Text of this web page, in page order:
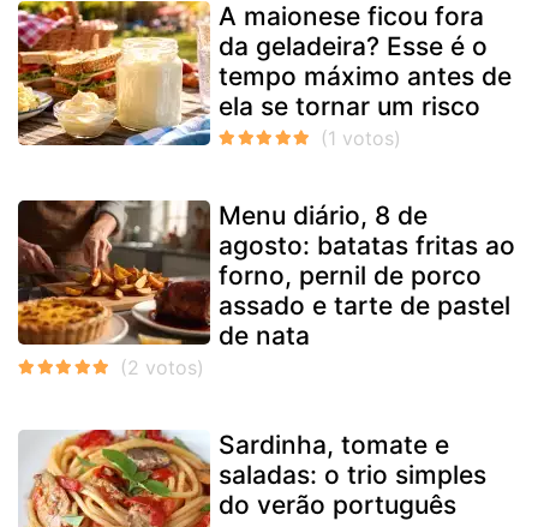
A maionese ficou fora
da geladeira? Esse é o
tempo máximo antes de
ela se tornar um risco
Menu diário, 8 de
agosto: batatas fritas ao
forno, pernil de porco
assado e tarte de pastel
de nata
Sardinha, tomate e
saladas: o trio simples
do verão português